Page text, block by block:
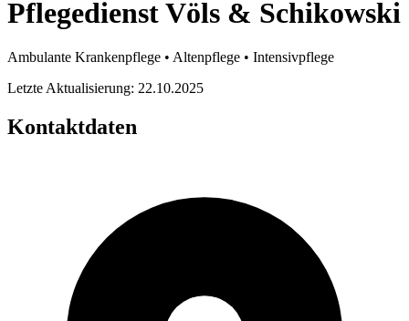
Pflegedienst Völs & Schikowski
Ambulante Krankenpflege • Altenpflege • Intensivpflege
Letzte Aktualisierung: 22.10.2025
Kontaktdaten